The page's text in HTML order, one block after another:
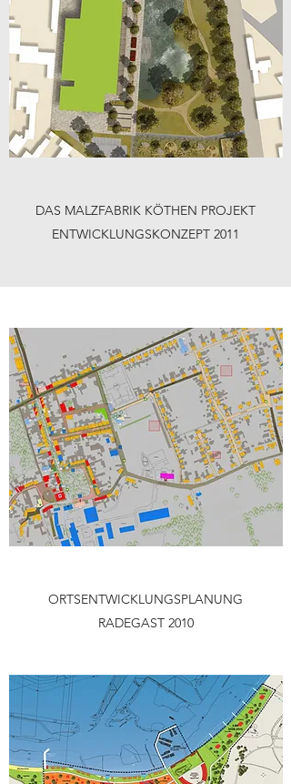
DAS MALZFABRIK KÖTHEN PROJEKT
ENTWICKLUNGSKONZEPT 2011
ORTSENTWICKLUNGSPLANUNG
RADEGAST 2010